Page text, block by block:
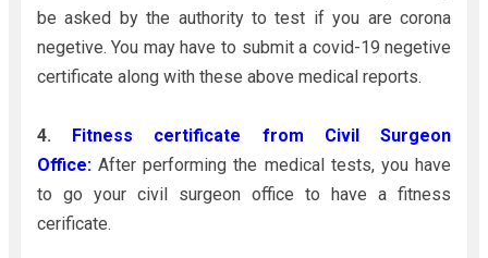
be asked by the authority to test if you are corona
negetive. You may have to submit a covid-19 negetive
certificate along with these above medical reports.
4. Fitness certificate from Civil Surgeon
Office:After performing the medical tests, you have
to go your civil surgeon office to have a fitness
cerificate.